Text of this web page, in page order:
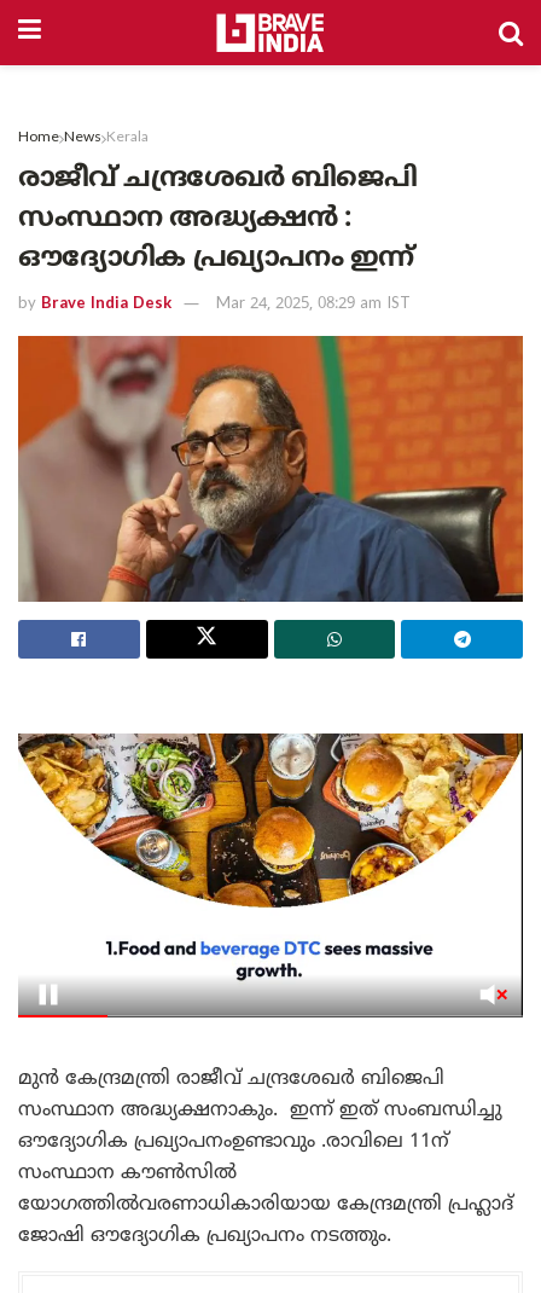
Home News Kerala
രാജീവ് ചന്ദ്രശേഖർ ബിജെപി
സംസ്ഥാന അദ്ധ്യക്ഷൻ :
ഔദ്യോഗിക പ്രഖ്യാപനം ഇന്ന്
by Brave India Desk Mar 24, 2025, 08:29 am IST
മുൻ കേന്ദ്രമന്ത്രി രാജീവ് ചന്ദ്രശേഖർ ബിജെപി
സംസ്ഥാന അദ്ധ്യക്ഷനാകും. ഇന്ന് ഇത് സംബന്ധിച്ചു
ഔദ്യോഗിക പ്രഖ്യാപനംഉണ്ടാവും .രാവിലെ 11ന്
സംസ്ഥാന കൗൺസിൽ
യോഗത്തിൽവരണാധികാരിയായ കേന്ദ്രമന്ത്രി പ്രഹ്ലാദ്
ജോഷി ഔദ്യോഗിക പ്രഖ്യാപനം നടത്തും.